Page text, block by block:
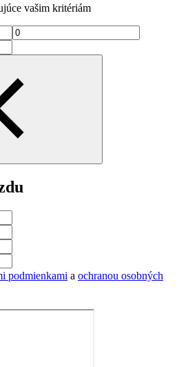
vašim kritériám
podmienkami a ochranou osobných